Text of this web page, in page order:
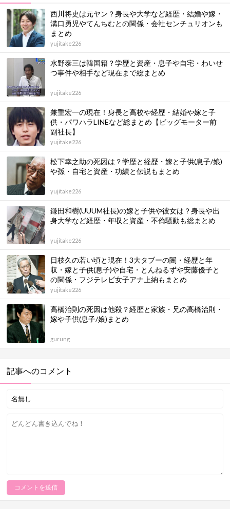
西川将史は元ヤン？身長や大学など経歴・結婚や嫁・
溝口勇児やてんちむとの関係・会社センチュリオンも
まとめ
yujitake226
水野泰三は韓国籍？学歴と資産・息子や自宅・わいせ
つ事件や相手など現在まで総まとめ
yujitake226
兼重宏一の現在！身長と高校や経歴・結婚や嫁と子
供・パワハラLINEなど総まとめ【ビッグモーター前
副社長】
yujitake226
松下幸之助の死因は？学歴と経歴・嫁と子供(息子/娘)
や孫・自宅と資産・功績と伝説もまとめ
yujitake226
鎌田和樹(UUUM社長)の嫁と子供や彼女は？身長や出
身大学など経歴・年収と資産・不倫騒動も総まとめ
yujitake226
日枝久の若い頃と現在！3大タブーの闇・経歴と年
収・嫁と子供(息子)や自宅・とんねるずや安藤優子と
の関係・フジテレビ女子アナ上納もまとめ
yujitake226
高橋治則の死因は他殺？経歴と家族・兄の高橋治則・
嫁や子供(息子/娘)まとめ
gurung
記事へのコメント